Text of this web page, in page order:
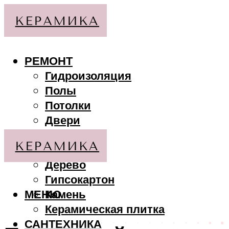
РЕМОНТ
Гидроизоляция
Полы
Потолки
Двери
МАТЕРИАЛЫ
Дерево
Гипсокартон
Камень
Керамическая плитка
САНТЕХНИКА
МЕНЮ